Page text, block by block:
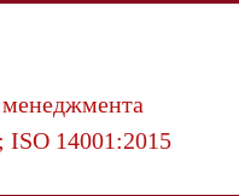
менеджмента
14001:2015